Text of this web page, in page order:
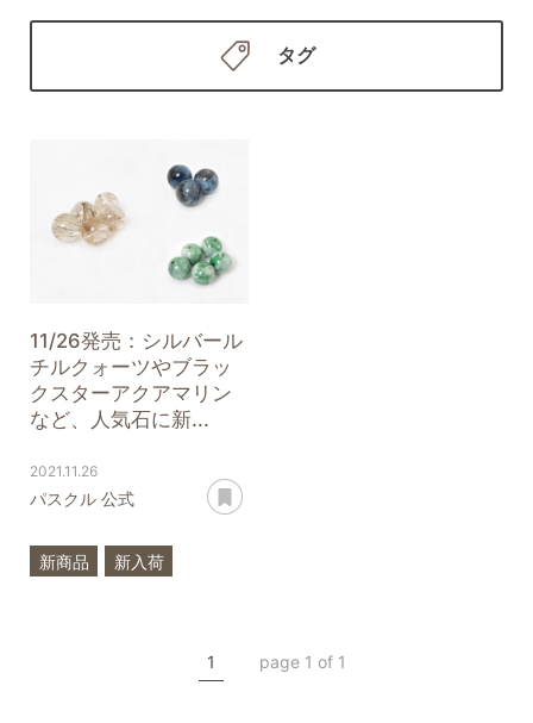
タグ
11/26発売：シルバール
チルクォーツやブラッ
クスターアクアマリン
など、人気石に新...
2021.11.26
パスクル 公式
新商品
新入荷
翡翠
1 page 1 of 1